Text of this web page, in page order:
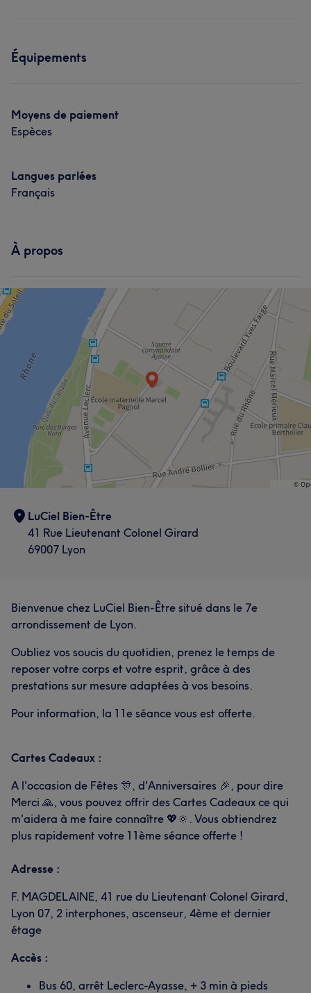
Équipements
Moyens de paiement
Espèces
Langues parlées
Français
À propos
LuCiel Bien-Être
41 Rue Lieutenant Colonel Girard
69007 Lyon
Bienvenue chez LuCiel Bien-Être situé dans le 7e
arrondissement de Lyon.
Oubliez vos soucis du quotidien, prenez le temps de
reposer votre corps et votre esprit, grâce à des
prestations sur mesure adaptées à vos besoins.
Pour information, la 11e séance vous est offerte.
Cartes Cadeaux :
A l'occasion de Fêtes 🎊, d'Anniversaires 🎉, pour dire
Merci 🙏, vous pouvez offrir des Cartes Cadeaux ce qui
m'aidera à me faire connaître 💖🔆. Vous obtiendrez
plus rapidement votre 11ème séance offerte !
Adresse :
F. MAGDELAINE, 41 rue du Lieutenant Colonel Girard,
Lyon 07, 2 interphones, ascenseur, 4ème et dernier
étage
Accès :
Bus 60, arrêt Leclerc-Ayasse, + 3 min à pieds